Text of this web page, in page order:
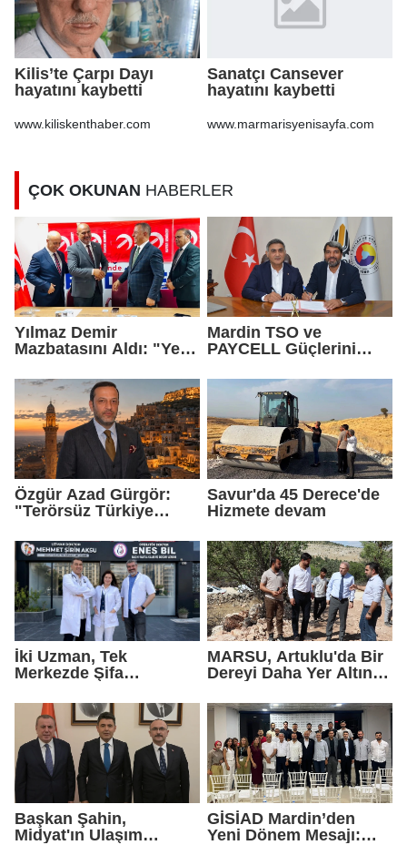
Kilis’te Çarpı Dayı
hayatını kaybetti
www.kiliskenthaber.com
Sanatçı Cansever
hayatını kaybetti
www.marmarisyenisayfa.com
ÇOK OKUNAN HABERLER
Yılmaz Demir
Mazbatasını Aldı: "Yeni
Geldik"
Mardin TSO ve
PAYCELL Güçlerini
Özgür Azad Gürgör:
"Terörsüz Türkiye
Turizmi İçin Yeni Bir
Dönemin Başlangıcıdır"
Savur'da 45 Derece'de
Hizmete devam
İki Uzman, Tek
Merkezde Şifa
MARSU, Artuklu'da Bir
Dereyi Daha Yer Altına
Başkan Şahin,
Midyat'ın Ulaşım
GİSİAD Mardin’den
Yeni Dönem Mesajı: